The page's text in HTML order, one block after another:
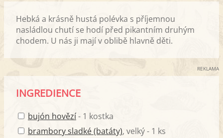
Hebká a krásně hustá polévka s příjemnou
nasládlou chutí se hodí před pikantním druhým
chodem. U nás ji mají v oblibě hlavně děti.
REKLAMA
INGREDIENCE
bujón hovězí- 1 kostka
brambory sladké (batáty), velký - 1 ks